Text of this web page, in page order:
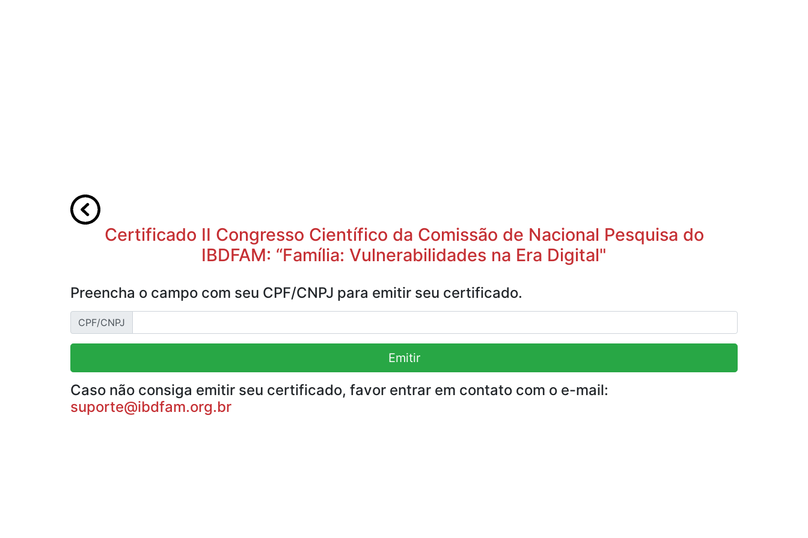
Certificado II Congresso Científico da Comissão de Nacional Pesquisa do
IBDFAM: “Família: Vulnerabilidades na Era Digital"
Preencha o campo com seu CPF/CNPJ para emitir seu certificado.
CPF/CNPJ
Emitir
Caso não consiga emitir seu certificado, favor entrar em contato com o e-mail:
suporte@ibdfam.org.br